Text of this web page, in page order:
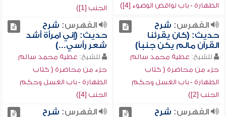
الطهارة - باب نواقض الوضوء [4])
الجنب [1])
الفهرس: شرح
حديث: (كان يقرئنا
القرآن مالم يكن جنباً)
للشيخ: عطية محمد سالم
جزء من محاضرة ( كتاب
الطهارة - باب الغسل وحكم
الجنب [2])
الفهرس: شرح
حديث: (إني امرأة أشد
شعر رأسي...)
للشيخ: عطية محمد سالم
جزء من محاضرة ( كتاب
الطهارة - باب الغسل وحكم
الجنب [4])
الفهرس: شرح
الفهرس: شرح